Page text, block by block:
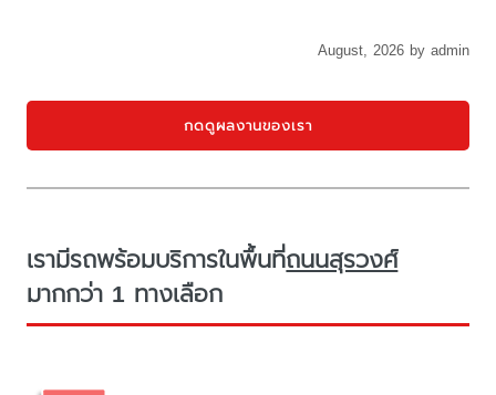
August, 2026 by admin
กดดูผลงานของเรา
เรามีรถพร้อมบริการในพื้นที่ถนนสุรวงศ์
มากกว่า 1 ทางเลือก